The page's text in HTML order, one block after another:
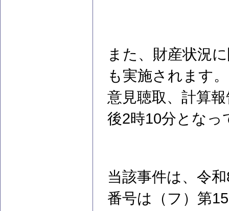
また、財産状況
も実施されます
意見聴取、計算
後2時10分となっ
当該事件は、令
番号は（フ）第